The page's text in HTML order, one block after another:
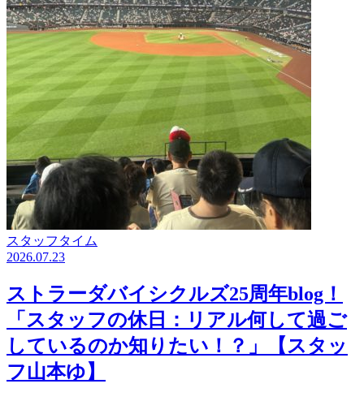
スタッフタイム
2026.07.23
ストラーダバイシクルズ25周年blog！
「スタッフの休日：リアル何して過ご
しているのか知りたい！？」【スタッ
フ山本ゆ】